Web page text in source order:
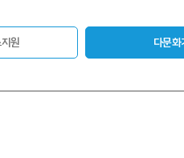
원 다문